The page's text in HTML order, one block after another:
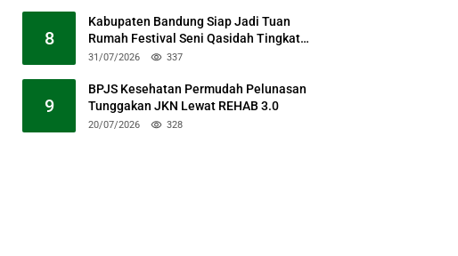
8
Kabupaten Bandung Siap Jadi Tuan
Rumah Festival Seni Qasidah Tingkat
Nasional
31/07/2026 337
9
BPJS Kesehatan Permudah Pelunasan
Tunggakan JKN Lewat REHAB 3.0
20/07/2026 328